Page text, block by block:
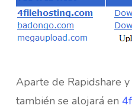
Aparte de Rapidshare
también se alojará en